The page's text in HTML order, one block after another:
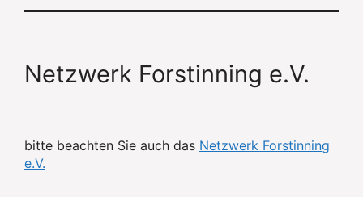
Netzwerk Forstinning e.V.
bitte beachten Sie auch das Netzwerk Forstinning
e.V.